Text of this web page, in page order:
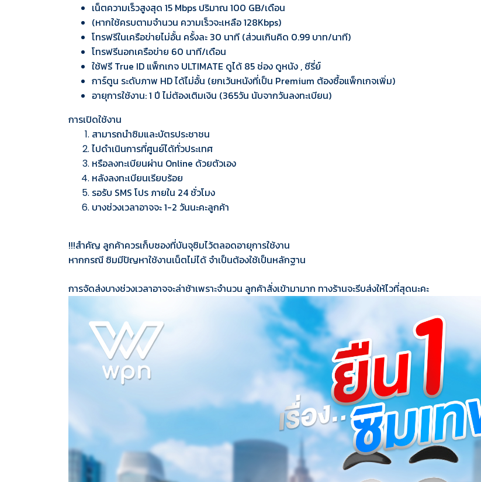
เน็ตความเร็วสูงสุด 15 Mbps ปริมาณ 100 GB/เดือน
(หากใช้ครบตามจำนวน ความเร็วจะเหลือ 128Kbps)
โทรฟรีในเครือข่ายไม่อั้น ครั้งละ 30 นาที (ส่วนเกินคิด 0.99 บาท/นาที)
โทรฟรีนอกเครือข่าย 60 นาที/เดือน
ใช้ฟรี True ID แพ็กเกจ ULTIMATE ดูได้ 85 ช่อง ดูหนัง , ซีรี่ย์
การ์ตูน ระดับภาพ HD ได้ไม่อั้น (ยกเว้นหนังที่เป็น Premium ต้องซื้อแพ็กเกจเพิ่ม)
อายุการใช้งาน: 1 ปี ไม่ต้องเติมเงิน (365วัน นับจากวันลงทะเบียน)
การเปิดใช้งาน
สามารถนำซิมและบัตรประชาชน
ไปดำเนินการที่ศูนย์ได้ทั่วประเทศ
หรือลงทะเบียนผ่าน Online ด้วยตัวเอง
หลังลงทะเบียนเรียบร้อย
รอรับ SMS โปร ภายใน 24 ชั่วโมง
บางช่วงเวลาอาจจะ 1-2 วันนะคะลูกค้า
!!!สำคัญ ลูกค้าควรเก็บซองที่บันจุซิมไว้ตลอดอายุการใช้งาน
หากกรณี ซิมมีปัญหาใช้งานเน็ตไม่ได้ จำเป็นต้องใช้เป็นหลักฐาน
การจัดส่งบางช่วงเวลาอาจจะล่าช้าเพราะจำนวน ลูกค้าสั่งเข้ามามาก ทางร้านจะรีบส่งให้ไวที่สุดนะคะ